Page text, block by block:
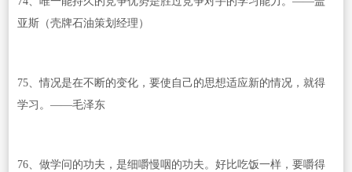
亚斯（壳牌石油策划经理）
75、情况是在不断的变化，要使自己的思想适应新的情况，就得
学习。——毛泽东
76、做学问的功夫，是细嚼慢咽的功夫。好比吃饭一样，要嚼得